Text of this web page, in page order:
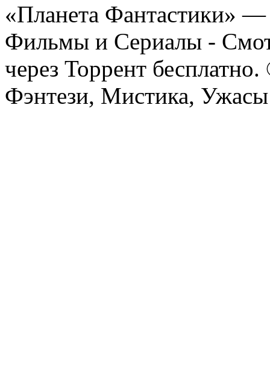
«Планета Фантастики»
Фильмы и Сериалы -
через Торрент
Фэнтези, Мистика,